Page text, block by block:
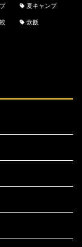
夏キャンプ
炊飯